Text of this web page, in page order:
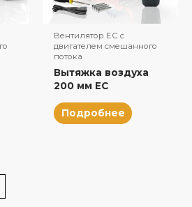
Вентилятор EC с
двигателем смешанного
потока
Вытяжка воздуха
200 мм EC
Подробнее